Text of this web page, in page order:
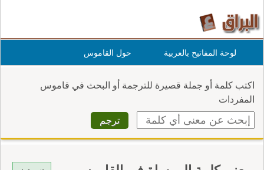
لوحة المفاتيح بالعربية حول القاموس
اكتب كلمة أو جملة قصيرة للترجمة أو البحث في قاموس
المفردات